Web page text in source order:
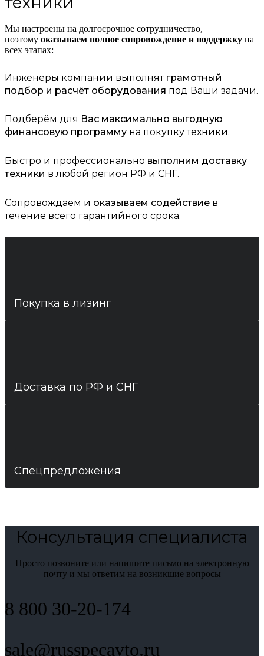
Мы настроены на долгосрочное сотрудничество,
поэтому оказываем полное сопровождение и поддержку на
всех этапах:
Инженеры компании выполнят грамотный
подбор и расчёт оборудования под Ваши задачи.
Подберём для Вас максимально выгодную
финансовую программу на покупку техники.
Быстро и профессионально выполним доставку
техники в любой регион РФ и СНГ.
Сопровождаем и оказываем содействие в
течение всего гарантийного срока.
Покупка в лизинг
Доставка по РФ и СНГ
Спецпредложения
Консультация специалиста
Просто позвоните или напишите письмо на электронную
почту и мы ответим на возникшие вопросы
8 800 30-20-174
sale@russpecavto.ru